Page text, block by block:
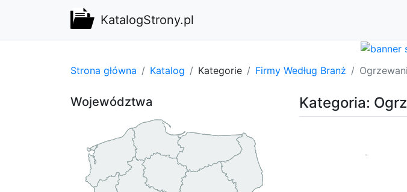
KatalogStrony.pl
Strona główna Katalog Kategorie Firmy Według Branż
Kategoria:
Województwa